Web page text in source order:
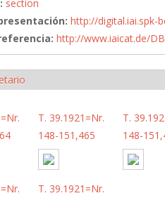
section
http://digital.iai.spk-
http://www.iaicat.de/
T. 39.1921=Nr.
148-151,465
T.
148-
T. 39.1921=Nr.